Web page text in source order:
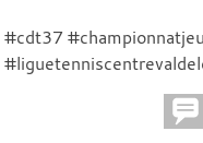
#cdt37